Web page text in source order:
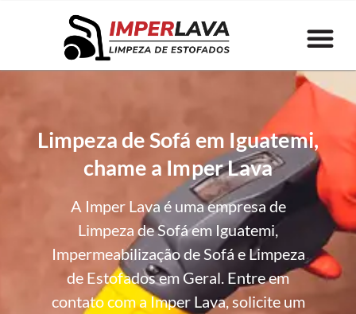
Limpeza de Sofá em Iguatemi,
chame a Imper Lava
A Imper Lava é uma empresa de
Limpeza de Sofá em Iguatemi,
Impermeabilização de Sofá e Limpeza
de Estofados em Geral. Entre em
contato com a Imper Lava, solicite um